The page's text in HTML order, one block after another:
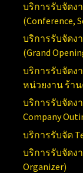
บริการรับจัดง
(Conference,
บริการรับจัดง
(Grand
บริการรับจัดง
หน่วยงาน ร้า
บริการรับจัดง
Company
บริการรับจัด
บริการรับจัดง
Organizer)